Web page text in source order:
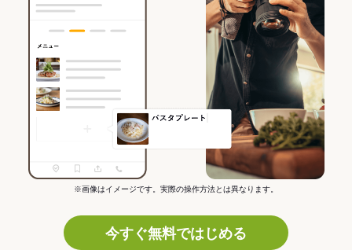
※画像はイメージです。実際の操作方法とは異なります。
今すぐ無料ではじめる